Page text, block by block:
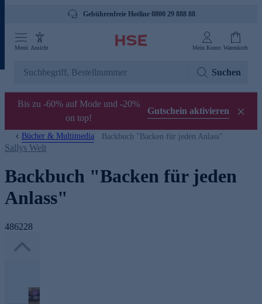
Gebührenfreie Hotline 0800 29 888 88
Menü Ansicht Mein Konto Warenkorb
Suchen
Bis zu -60% auf Mode und -20%
on top!
Gutschein aktivieren
Bücher & Multimedia Backbuch "Backen für jeden Anlass"
Sallys Welt
Backbuch "Backen für jeden
Anlass"
486228